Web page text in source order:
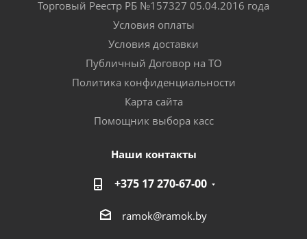
Торговый Реестр РБ №157327 05.04.2016 года
Условия оплаты
Условия доставки
Публичный Договор на ТО
Политика конфиденциальности
Карта сайта
Помощник выбора касс
Наши контакты
+375 17 270-67-00
ramok@ramok.by